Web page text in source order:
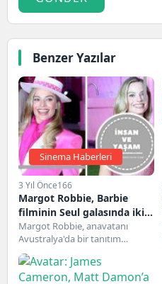
Benzer Yazılar
Sinema Haberleri
3 Yıl Önce166
Margot Robbie, Barbie
filminin Seul galasında iki
kıyafet giyiyor
Margot Robbie, anavatanı
Avustralya'da bir tanıtım
yıldırımını tamamladıktan
günler sonra, Barbie küresel film
turunu Güney...